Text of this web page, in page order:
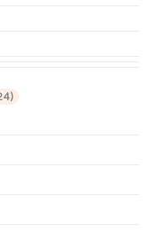
24 productos